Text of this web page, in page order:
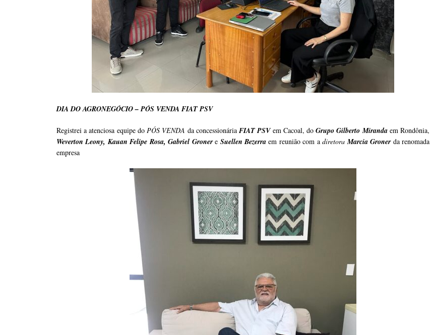
DIA DO AGRONEGÓCIO – PÓS VENDA FIAT PSV
Registrei a atenciosa equipe doPÓS VENDA da concessionáriaFIAT PSV em Cacoal, doGrupo Gilberto Miranda em Rondônia,
Weverton Leony, Kauan Felipe Rosa, Gabriel Gronere Suellen Bezerraem reunião com adiretoraMarcia Groner da renomada
empresa